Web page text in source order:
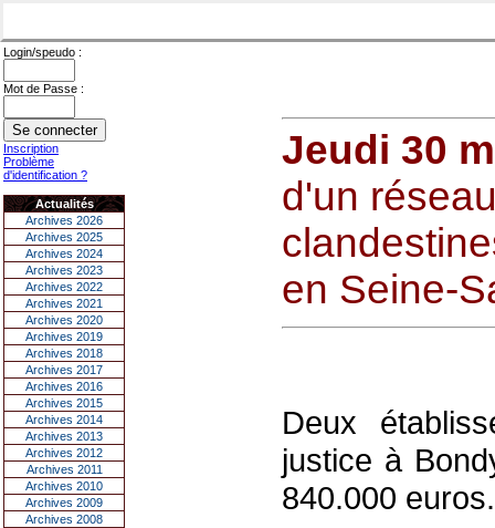
Login/speudo :
Mot de Passe :
Inscription
Problème
d'identification ?
Actualités
Archives 2026
Archives 2025
Archives 2024
Archives 2023
Archives 2022
Archives 2021
Archives 2020
Archives 2019
Archives 2018
Archives 2017
Archives 2016
Archives 2015
Archives 2014
Archives 2013
Archives 2012
Archives 2011
Archives 2010
Archives 2009
Archives 2008
Jeudi 30
d'un
en Seine-
Deux
justice à
840.000 euros.